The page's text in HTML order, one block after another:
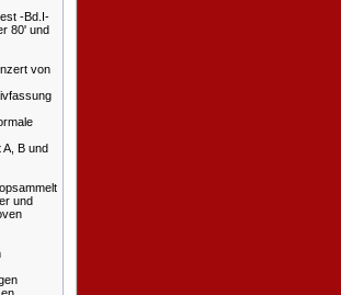
-Bd.I-
80' und
von
A, B und
und